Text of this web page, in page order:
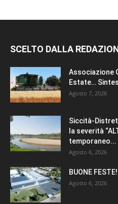
SCELTO DALLA
Associazione
Estate…
Agosto 7, 2026
Siccità-
la severità
temporaneo...
Agosto 6, 2026
BUONE FESTE!
Agosto 6, 2026